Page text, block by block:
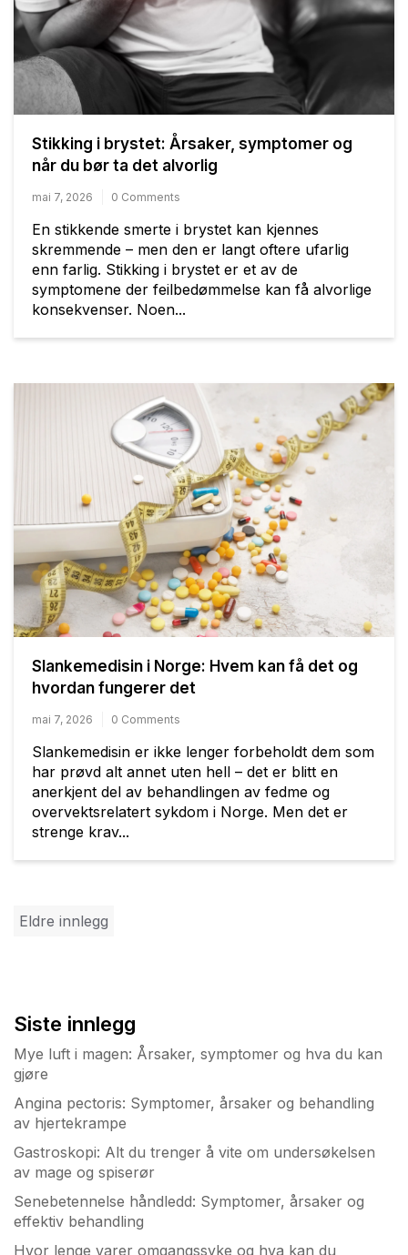
Stikking i brystet: Årsaker, symptomer og
når du bør ta det alvorlig
mai 7, 2026 0 Comments
En stikkende smerte i brystet kan kjennes
skremmende – men den er langt oftere ufarlig
enn farlig. Stikking i brystet er et av de
symptomene der feilbedømmelse kan få alvorlige
konsekvenser. Noen...
Slankemedisin i Norge: Hvem kan få det og
hvordan fungerer det
mai 7, 2026 0 Comments
Slankemedisin er ikke lenger forbeholdt dem som
har prøvd alt annet uten hell – det er blitt en
anerkjent del av behandlingen av fedme og
overvektsrelatert sykdom i Norge. Men det er
strenge krav...
Innleggnavigasjon
Eldre innlegg
Siste innlegg
Mye luft i magen: Årsaker, symptomer og hva du kan
gjøre
Angina pectoris: Symptomer, årsaker og behandling
av hjertekrampe
Gastroskopi: Alt du trenger å vite om undersøkelsen
av mage og spiserør
Senebetennelse håndledd: Symptomer, årsaker og
effektiv behandling
Hvor lenge varer omgangssyke og hva kan du